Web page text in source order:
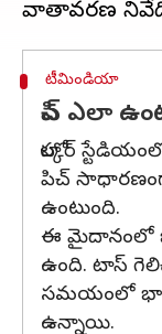
టీమిండియా
పిచ్ ఎలా
హోల్కర్
పిచ్
ఉంటుంది.
ఈ మైదానంలో
ఉంది. టాస్
సమయంలో భారీ
ఉన్నాయి.